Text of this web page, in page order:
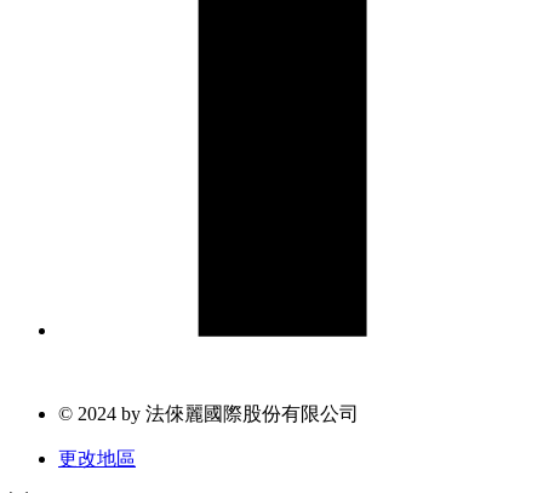
© 2024 by 法倈麗國際股份有限公司
更改地區